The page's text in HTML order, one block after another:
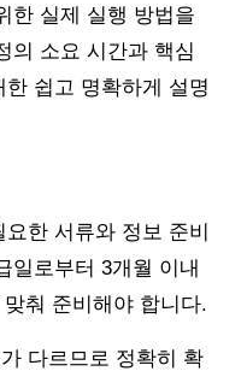
한 실제 실행 방법을
의 소요 시간과 핵심
쉽고 명확하게 설명
한 서류와 정보 준비
일로부터 3개월 이내
춰 준비해야 합니다.
다르므로 정확히 확